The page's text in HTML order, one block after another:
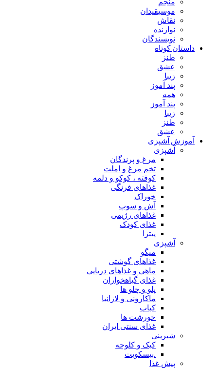
منجم
موسیقیدان
نقاش
نوازنده
نویسندگان
داستان کوتاه
طنز
عشق
زیبا
پند آموز
همه
پند آموز
زیبا
طنز
عشق
آموزش آشپزی
آشپزی
مرغ و پرندگان
تخم مرغ و املت
کوفته ، کوکو و دلمه
غذاهای فرنگی
خوراک
آش و سوپ
غذاهای رژیمی
غذای کودک
پیتزا
آشپزی
میگو
غذاهای گوشتی
ماهی و غذاهای دریایی
غذای گیاهخواران
پلو و چلو ها
ماکارونی و لازانیا
کباب
خورشت ها
غذای سنتی ایران
شیرینی
کیک و کلوچه
.بیسکویت
پیش غذا